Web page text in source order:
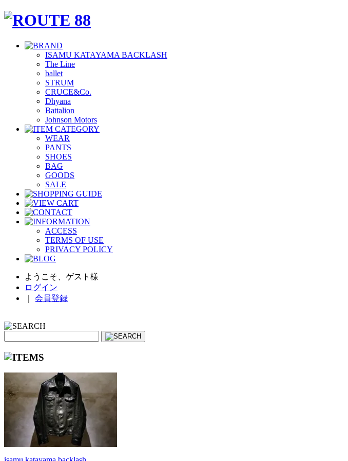
ISAMU KATAYAMA BACKLASH
The Line
ballet
STRUM
CRUCE&Co.
Dhyana
Battalion
Johnson Motors
WEAR
PANTS
SHOES
BAG
GOODS
SALE
ACCESS
TERMS OF USE
PRIVACY POLICY
ようこそ、ゲスト様
ログイン
会員登録